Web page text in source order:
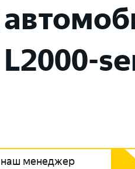
наш менеджер